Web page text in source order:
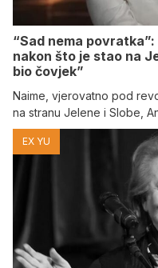
“Sad nema
nakon što je stao na
bio čovjek”
Naime, vjerovatno pod
na stranu Jelene i Slobe,
EX YU